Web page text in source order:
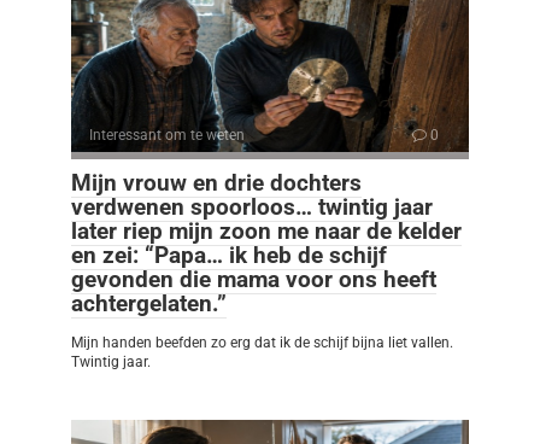
Interessant om te weten 0
Mijn vrouw en drie dochters
verdwenen spoorloos… twintig jaar
later riep mijn zoon me naar de kelder
en zei: “Papa… ik heb de schijf
gevonden die mama voor ons heeft
achtergelaten.”
Mijn handen beefden zo erg dat ik de schijf bijna liet vallen.
Twintig jaar.